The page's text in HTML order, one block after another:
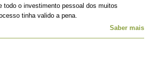
todo o investimento pessoal dos muitos
tinha valido a pena.
Saber mais